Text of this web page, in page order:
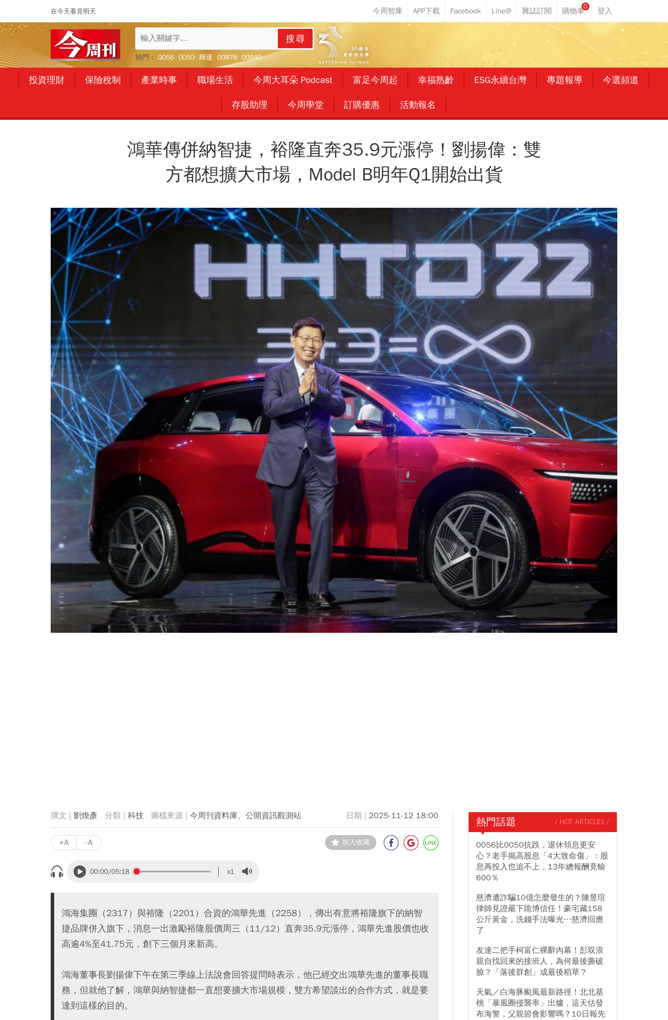
在今天看見明天
0
搜尋
熱門： 0056 0050 輝達 00878 00940
投資理財 保險稅制 產業時事 職場生活 今周大耳朵 Podcast 富足今周起 幸福熟齡 ESG永續台灣 專題報導 今選頻道
存股助理 今周學堂 訂購優惠 活動報名
鴻華傳併納智捷，裕隆直奔35.9元漲停！劉揚偉：雙
方都想擴大市場，Model B明年Q1開始出貨
劉煥彥 科技 今周刊資料庫、公開資訊觀測站 2025-11-12 18:00
+A -A 加入收藏
00:00/05:18 x1
鴻海集團（2317）與裕隆（2201）合資的鴻華先進（2258），傳出有意將裕隆旗下的納智
捷品牌併入旗下，消息一出激勵裕隆股價周三（11/12）直奔35.9元漲停，鴻華先進股價也收
高逾4%至41.75元，創下三個月來新高。
鴻海董事長劉揚偉下午在第三季線上法說會回答提問時表示，他已經交出鴻華先進的董事長職
務，但就他了解，鴻華與納智捷都一直想要擴大市場規模，雙方希望談出的合作方式，就是要
達到這樣的目的。
熱門話題 / HOT ARTICLES /
0056比0050抗跌，退休領息更安
心？老手揭高股息「4大致命傷」：股
息再投入也追不上，13年總報酬竟輸
600％
慈濟遭詐騙10億怎麼發生的？陳昱瑄
律師見證嚴下跪博信任！豪宅藏158
公斤黃金，洗錢手法曝光…慈濟回應
了
友達二把手柯富仁裸辭內幕！彭双浪
親自找回來的接班人，為何最後撕破
臉？「落後群創」成最後稻草？
天氣／白海豚颱風最新路徑！北北基
桃「暴風圈侵襲率」出爐，這天估發
布海警，父親節會影響嗎？10日報先